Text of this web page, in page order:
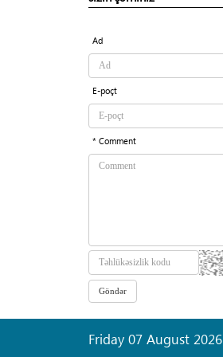
Ad
E-poçt
* Comment
Friday 07 August 2026